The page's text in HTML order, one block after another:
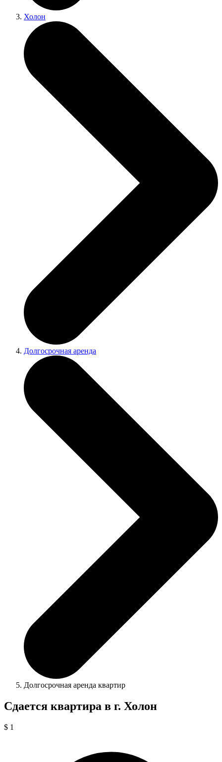
Холон
Долгосрочная аренда
Долгосрочная аренда квартир
Сдается квартира в г. Холон
$ 1